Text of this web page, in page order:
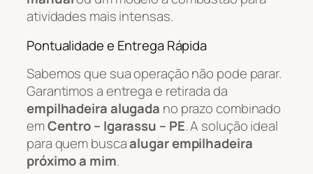
atividades mais intensas.
Pontualidade e Entrega Rápida
Sabemos que sua operação não pode parar.
Garantimos a entrega e retirada da
empilhadeira alugada no prazo combinado
emCentro – Igarassu – PE. A solução ideal
para quem buscaalugar empilhadeira
próximo a mim.